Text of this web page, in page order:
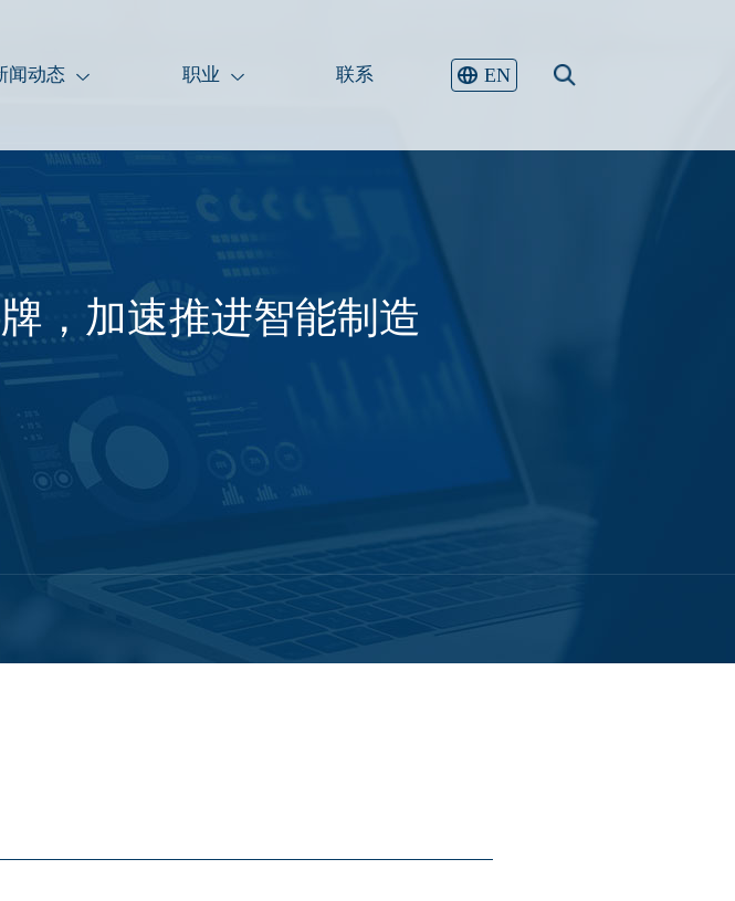
闻动态 职业 联系 EN
，加速推进智能制造